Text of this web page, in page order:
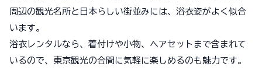
周辺の観光名所と日本らしい街並みには、浴衣姿がよく似合
います。
浴衣レンタルなら、着付けや小物、ヘアセットまで含まれて
いるので、東京観光の合間に気軽に楽しめるのも魅力です。